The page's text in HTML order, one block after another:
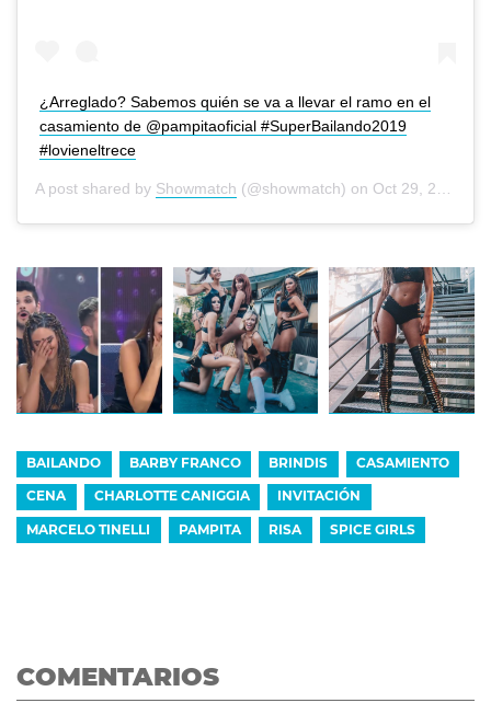
¿Arreglado? Sabemos quién se va a llevar el ramo en el
casamiento de @pampitaoficial #SuperBailando2019
#lovieneltrece
A post shared by Showmatch (@showmatch) on Oct 29, 2019 at 6:57pm PDT
BAILANDO BARBY FRANCO BRINDIS CASAMIENTO
CENA CHARLOTTE CANIGGIA INVITACIÓN
MARCELO TINELLI PAMPITA RISA SPICE GIRLS
COMENTARIOS